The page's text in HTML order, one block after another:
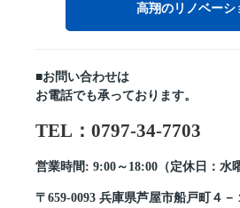
高翔のリノベーシ
■お問い合わせは
お電話でも承っております。
TEL：0797-34-7703
営業時間: 9:00～18:00（定休日：水
〒659-0093 兵庫県芦屋市船戸町４－